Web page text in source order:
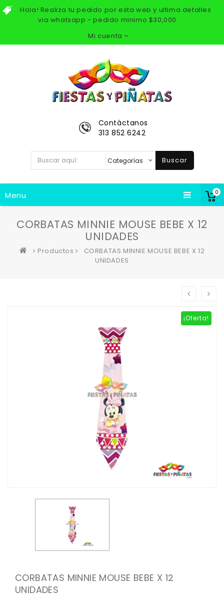
Hola! Realiza tu pedido por esta web y ultima detalles
via whatsapp - pedido minimo $30,000.
Mi cuenta
0
Contáctanos
313 852 6242
Buscar
Menu
CORBATAS MINNIE MOUSE BEBE X 12
UNIDADES
Productos
CORBATAS MINNIE MOUSE BEBE X 12
UNIDADES
¡Oferta!
CORBATAS MINNIE MOUSE BEBE X 12
UNIDADES